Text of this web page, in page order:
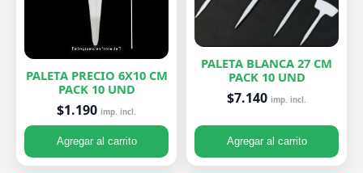
PALETA PRECIO 6X10 CM
PACK 10 UND
$1.190 imp. incl.
Agregar al carrito
PALETA BLANCA 27 CM
PACK 10 UND
$7.140 imp. incl.
Agregar al carrito